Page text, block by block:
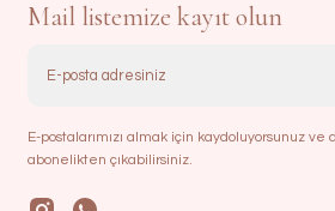
Mail listemize kayıt olun
E-postalarımızı almak için kaydoluyorsunuz
abonelikten çıkabilirsiniz.